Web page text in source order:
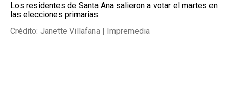
Los residentes de Santa Ana salieron a votar el martes en
las elecciones primarias.
Crédito: Janette Villafana | Impremedia